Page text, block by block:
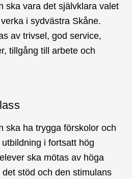
ska vara det självklara valet
i sydvästra Skåne.
av trivsel, god service,
tillgång till arbete och
ska ha trygga förskolor och
i fortsatt hög
ska mötas av höga
stöd och den stimulans